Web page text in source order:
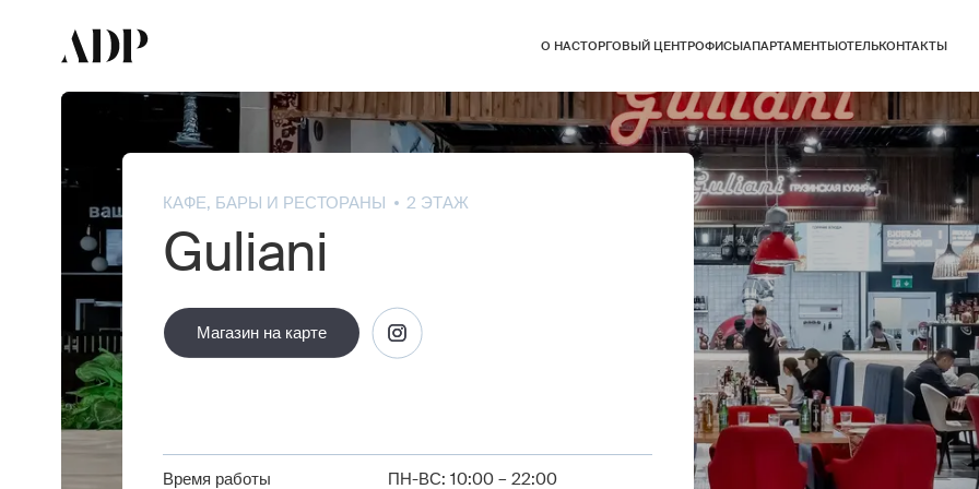
О НАСТОРГОВЫЙ ЦЕНТРОФИСЫАПАРТАМЕНТЫОТЕЛЬКОНТАКТЫ
КАФЕ, БАРЫ И РЕСТОРАНЫ 2 ЭТАЖ
Guliani
Магазин на карте
Время работы ПН-ВС: 10:00 – 22:00